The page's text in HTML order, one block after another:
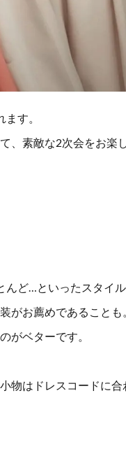
す。
、素敵な2次会をお楽
ど…といったスタイル
がお薦めであることも
がベターです。
物はドレスコードに合